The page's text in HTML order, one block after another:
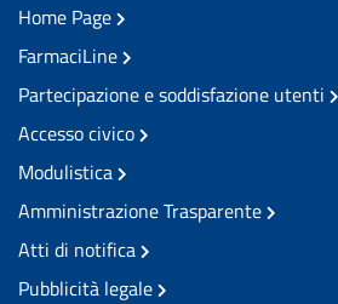
Home Page
FarmaciLine
Partecipazione e soddisfazione utenti
Accesso civico
Modulistica
Amministrazione Trasparente
Atti di notifica
Pubblicità legale